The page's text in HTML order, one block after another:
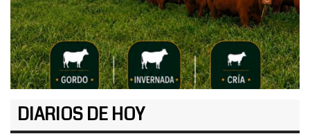
DIARIOS DE HOY